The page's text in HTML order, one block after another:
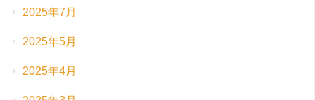
2025年7月
2025年5月
2025年4月